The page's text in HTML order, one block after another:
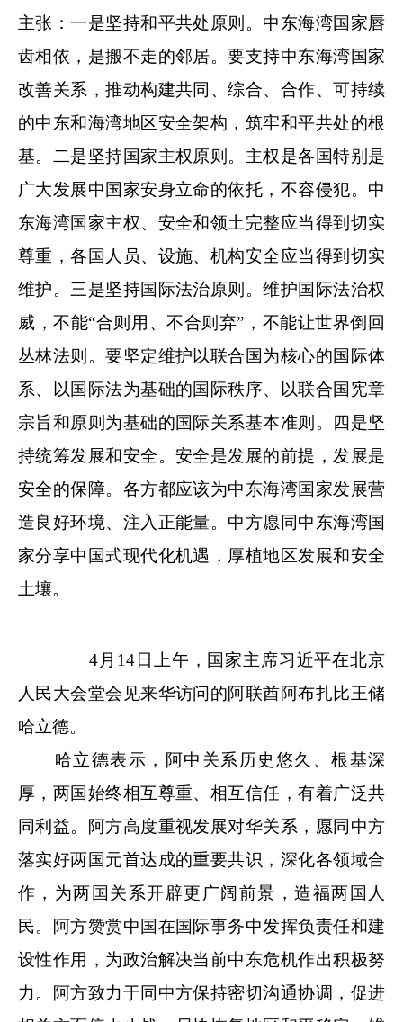
主张：一是坚持和平共处原则。中东海湾国家唇
齿相依，是搬不走的邻居。要支持中东海湾国家
改善关系，推动构建共同、综合、合作、可持续
的中东和海湾地区安全架构，筑牢和平共处的根
基。二是坚持国家主权原则。主权是各国特别是
广大发展中国家安身立命的依托，不容侵犯。中
东海湾国家主权、安全和领土完整应当得到切实
尊重，各国人员、设施、机构安全应当得到切实
维护。三是坚持国际法治原则。维护国际法治权
威，不能“合则用、不合则弃”，不能让世界倒回
丛林法则。要坚定维护以联合国为核心的国际体
系、以国际法为基础的国际秩序、以联合国宪章
宗旨和原则为基础的国际关系基本准则。四是坚
持统筹发展和安全。安全是发展的前提，发展是
安全的保障。各方都应该为中东海湾国家发展营
造良好环境、注入正能量。中方愿同中东海湾国
家分享中国式现代化机遇，厚植地区发展和安全
土壤。
4月14日上午，国家主席习近平在北京
人民大会堂会见来华访问的阿联酋阿布扎比王储
哈立德。
哈立德表示，阿中关系历史悠久、根基深
厚，两国始终相互尊重、相互信任，有着广泛共
同利益。阿方高度重视发展对华关系，愿同中方
落实好两国元首达成的重要共识，深化各领域合
作，为两国关系开辟更广阔前景，造福两国人
民。阿方赞赏中国在国际事务中发挥负责任和建
设性作用，为政治解决当前中东危机作出积极努
力。阿方致力于同中方保持密切沟通协调，促进